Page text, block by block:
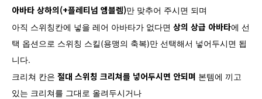
아바타 상하의(+플레티넘 엠블렘)만 맞추어 주시면 되며
아직 스위칭칸에 넣을 레어 아바타가 없다면 상의 상급 아바타에 선
택 옵션으로 스위칭 스킬(용맹의 축복)만 선택해서 넣어두시면 됩
니다.
크리쳐 칸은 절대 스위칭 크리쳐를 넣어두시면 안되며 본템에 끼고
있는 크리쳐를 그대로 올려두시거나